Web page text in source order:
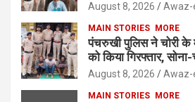
August 8, 2026 Awaz-
MAIN STORIES MORE
पंचरुखी पुलिस ने चोरी के
को किया गिरफ्तार, सोना-
August 8, 2026 Awaz-
MAIN STORIES MORE